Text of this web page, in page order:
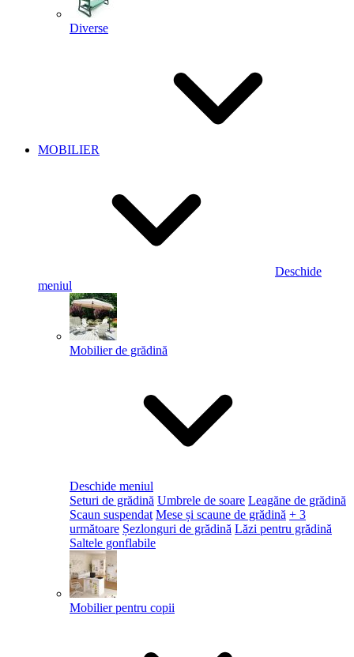
Diverse
MOBILIER
Deschide
meniul
Mobilier de grădină
Deschide meniul
Seturi de grădină Umbrele de soare Leagăne de grădină
Scaun suspendat Mese și scaune de grădină + 3
următoare Șezlonguri de grădină Lăzi pentru grădină
Saltele gonflabile
Mobilier pentru copii